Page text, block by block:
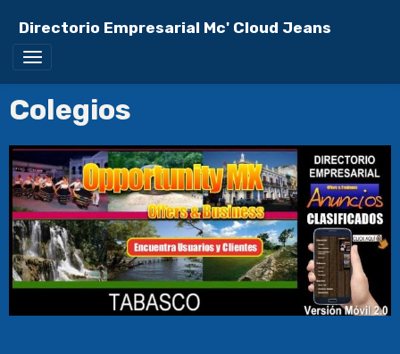
Directorio Empresarial Mc' Cloud Jeans
Colegios